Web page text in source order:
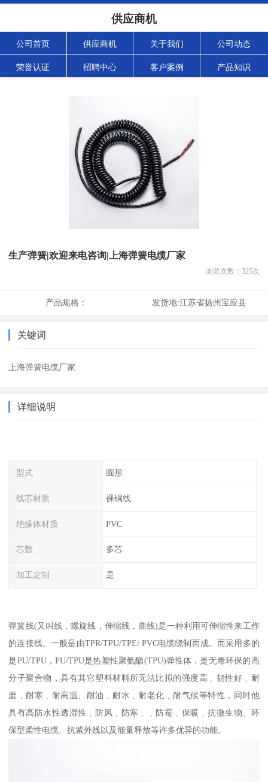
供应商机
公司首页 供应商机 关于我们 公司动态
荣誉认证 招聘中心 客户案例 产品知识
生产弹簧|欢迎来电咨询|上海弹簧电缆厂家
浏览次数： 325次
产品规格： 发货地:江苏省扬州宝应县
关键词
上海弹簧电缆厂家
详细说明
型式 圆形
线芯材质 裸铜线
绝缘体材质 PVC
芯数 多芯
加工定制 是
弹簧线(又叫线，螺旋线，伸缩线，曲线)是一种利用可伸缩性来工作
的连接线。一般是由TPR/TPU/TPE/ PVC电缆绕制而成。而采用多的
是PU/TPU，PU/TPU是热塑性聚氨酯(TPU)弹性体，是无毒环保的高
分子聚合物，具有其它塑料材料所无法比拟的强度高﹑韧性好﹑耐
磨﹑耐寒﹑耐高温、耐油﹑耐水﹑耐老化﹑耐气候等特性，同时他
具有高防水性透湿性﹑防风﹑防寒﹑﹑防霉﹑保暖﹑抗微生物、环
保型柔性电缆、抗紫外线以及能量释放等许多优异的功能。